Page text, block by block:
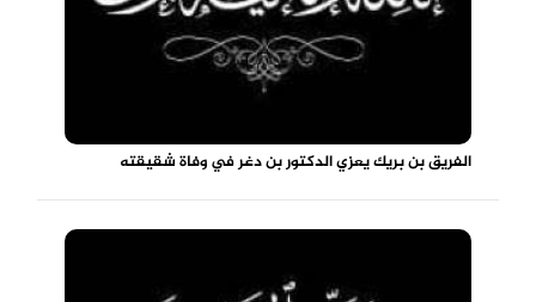
الفريق بن بريك يعزي الدكتور بن دغر في وفاة شقيقته